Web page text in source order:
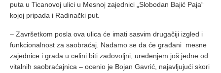
pu­ta u Ti­ca­no­voj uli­ci u Me­snoj za­jed­ni­ci „Slo­bo­dan Ba­jić Pa­ja“
ko­joj pri­pa­da i Ra­di­nač­ki put.
– Za­vr­šet­kom po­sla ova uli­ca će ima­ti sa­svim dru­ga­či­ji iz­gled i
funk­ci­o­nal­nost za sa­o­bra­ćaj. Na­da­mo se da će gra­đa­ni me­sne
za­jed­ni­ce i gra­da u ce­li­ni bi­ti za­do­volj­ni, ure­đe­njem još jed­ne od
vi­tal­nih sa­o­bra­ćaj­ni­ca – oce­nio je Bo­jan Ga­vrić, na­ja­vlju­ju­ći sko­ri